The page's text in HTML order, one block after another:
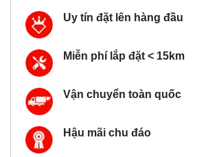
Uy tín đặt lên hàng đầu
Miễn phí lắp đặt < 15km
Vận chuyển toàn quốc
Hậu mãi chu đáo